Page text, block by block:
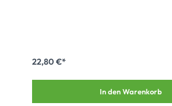
22,80 €*
In den Warenkorb